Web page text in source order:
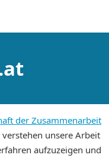
der Zusammenarbeit
unsere Arbeit
aufzuzeigen und